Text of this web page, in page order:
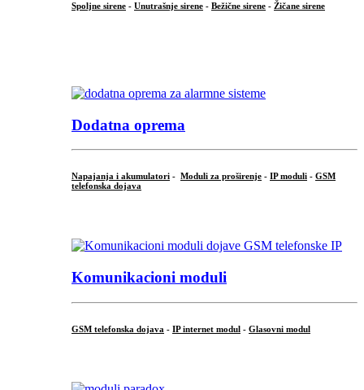
Spoljne sirene - Unutrašnje sirene - Bežične sirene - Žičane sirene
Dodatna oprema
Napajanja i akumulatori - Moduli za proširenje - IP moduli - GSM
telefonska dojava
Komunikacioni moduli
GSM telefonska dojava - IP internet modul - Glasovni modul